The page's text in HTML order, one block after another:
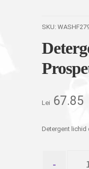
SKU:
Lei 67.85
Detergent lichid
Detergent